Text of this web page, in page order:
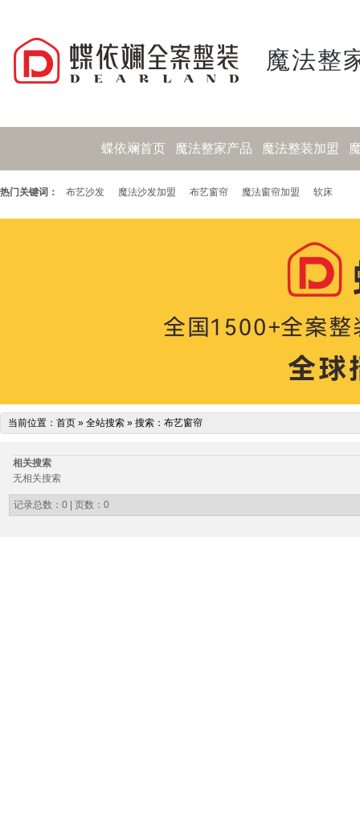
魔法整
蝶依斓首页 魔法整家产品 魔法整装加盟
热门关键词： 布艺沙发 魔法沙发加盟 布艺窗帘 魔法窗帘加盟 软床
当前位置： 首页 » 全站搜索 » 搜索：布艺窗帘
相关搜索
无相关搜索
记录总数：0 | 页数：0